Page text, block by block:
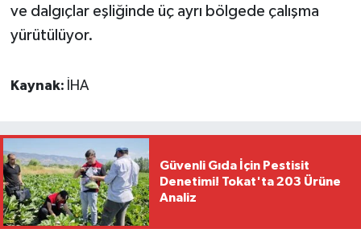
ve dalgıçlar eşliğinde üç ayrı bölgede çalışma
yürütülüyor.
Kaynak: İHA
Güvenli Gıda İçin Pestisit
Denetimi! Tokat'ta 203 Ürüne
Analiz